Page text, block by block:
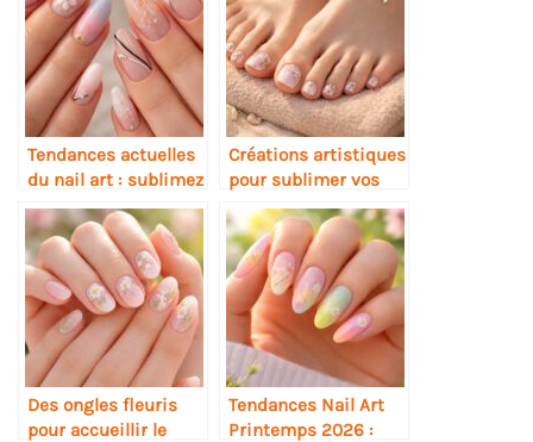
Tendances actuelles
du nail art : sublimez
vos ongles avec style
Créations artistiques
pour sublimer vos
ongles de pieds
Des ongles fleuris
pour accueillir le
Tendances Nail Art
Printemps 2026 :